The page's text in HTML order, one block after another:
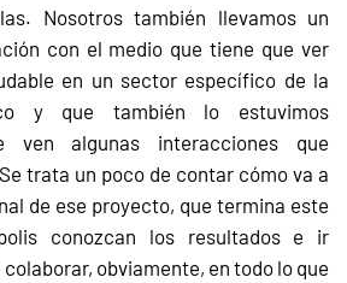
Nosotros también llevamos un
con el medio que tiene que ver
en un sector específico de la
y que también lo estuvimos
ven algunas interacciones que
trata un poco de contar cómo va a
de ese proyecto, que termina este
conozcan los resultados e ir
obviamente, en todo lo que